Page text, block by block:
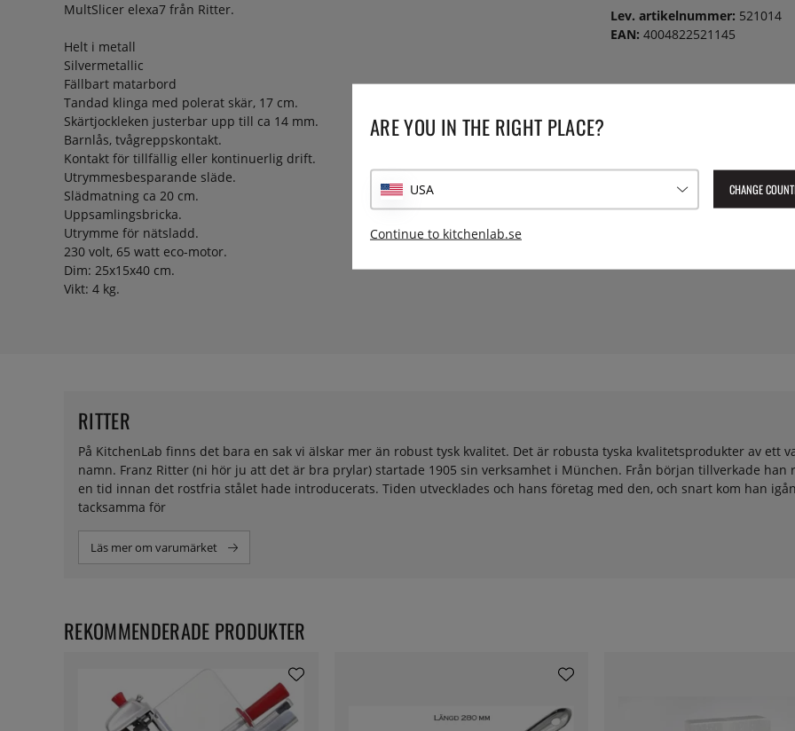
MultSlicer elexa7 från Ritter.
Helt i metall
Silvermetallic
Fällbart matarbord
Tandad klinga med polerat skär, 17 cm.
Skärtjockleken justerbar upp till ca 14 mm.
Barnlås, tvågreppskontakt.
Kontakt för tillfällig eller kontinuerlig drift.
Utrymmesbesparande släde.
Slädmatning ca 20 cm.
Uppsamlingsbricka.
Utrymme för nätsladd.
230 volt, 65 watt eco-motor.
Dim: 25x15x40 cm.
Vikt: 4 kg.
Lev. artikelnummer: 521014
EAN: 4004822521145
På KitchenLab finns det bara en sak vi älskar mer än robust tysk kvalitet. Det är robusta tyska kvalitetsprodukter av ett
namn. Franz Ritter (ni hör ju att det är bra prylar) startade 1905 sin verksamhet i München. Från början tillverkade
en tid innan det rostfria stålet hade introducerats. Tiden utvecklades och hans företag med den, och snart kom han
tacksamma för
RITTER
Läs mer om varumärket
REKOMMENDERADE PRODUKTER
ARE YOU IN THE RIGHT PLACE?
USA CHANGE
Continue to kitchenlab.se